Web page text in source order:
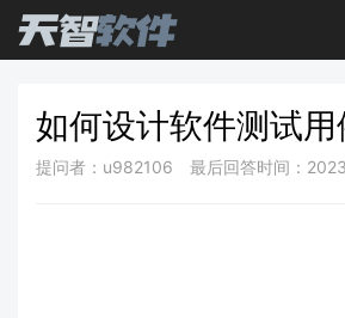
如何设计软件测试用
提问者：u982106 最后回答时间：